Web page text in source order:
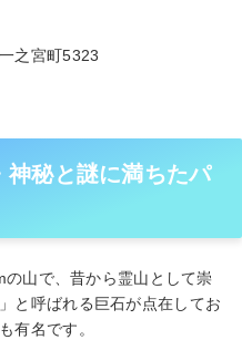
之宮町5323
神秘と謎に満ちたパ
の山で、昔から霊山として崇
」と呼ばれる巨石が点在してお
有名です。